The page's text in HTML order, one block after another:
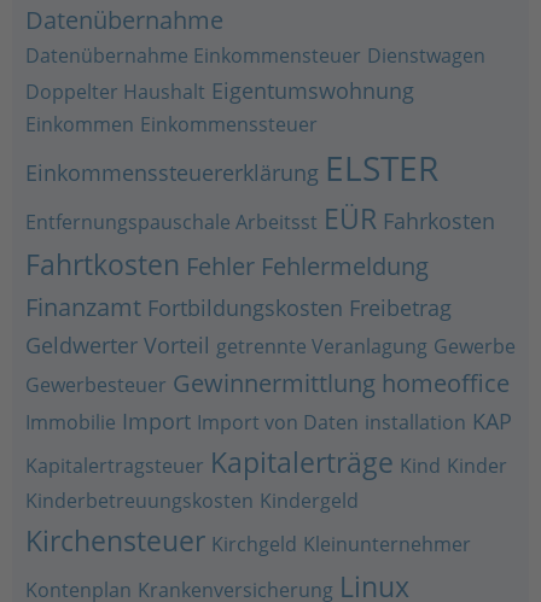
Datenübernahme
Datenübernahme Einkommensteuer Dienstwagen
Doppelter Haushalt Eigentumswohnung
Einkommen Einkommenssteuer
Einkommenssteuererklärung ELSTER
Entfernungspauschale Arbeitsst EÜR Fahrkosten
Fahrtkosten Fehler Fehlermeldung
Finanzamt Fortbildungskosten Freibetrag
Geldwerter Vorteil getrennte Veranlagung Gewerbe
Gewerbesteuer Gewinnermittlung homeoffice
Immobilie Import Import von Daten installation KAP
Kapitalertragsteuer Kapitalerträge Kind Kinder
Kinderbetreuungskosten Kindergeld
Kirchensteuer Kirchgeld Kleinunternehmer
Kontenplan Krankenversicherung Linux